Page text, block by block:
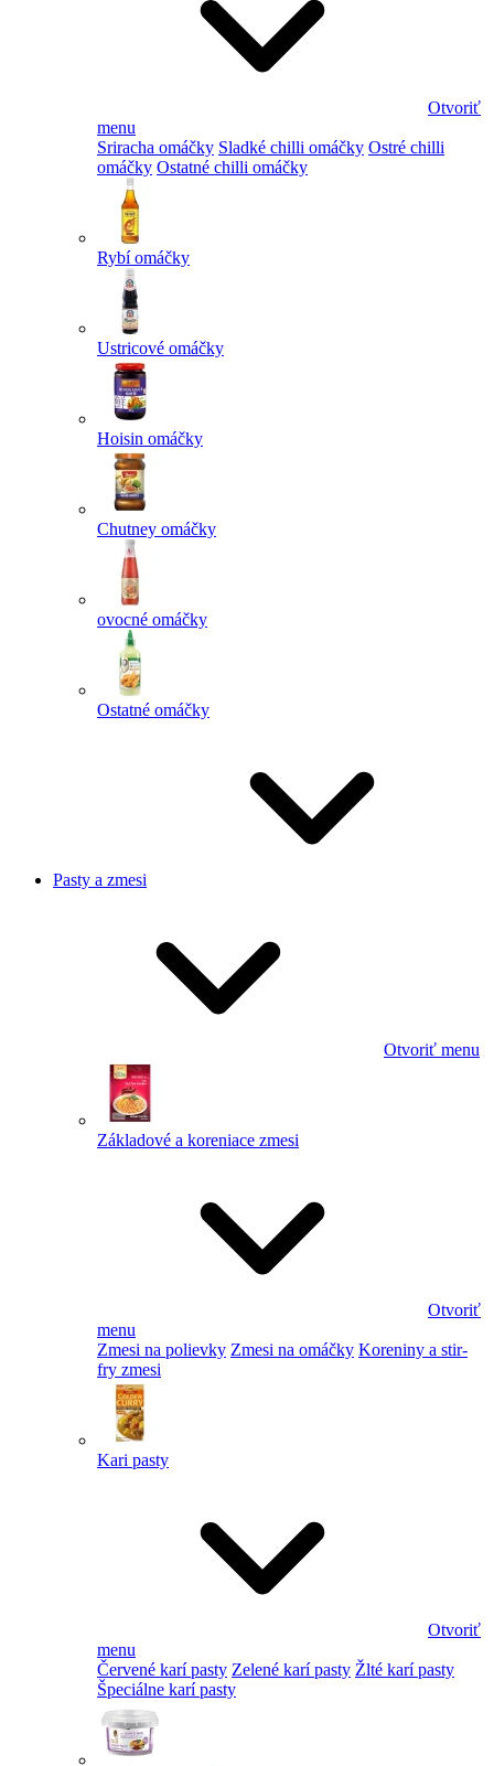
Otvoriť
menu
Sriracha omáčky Sladké chilli omáčky Ostré chilli
omáčky Ostatné chilli omáčky
Rybí omáčky
Ustricové omáčky
Hoisin omáčky
Chutney omáčky
ovocné omáčky
Ostatné omáčky
Pasty a zmesi
Otvoriť menu
Základové a koreniace zmesi
Otvoriť
menu
Zmesi na polievky Zmesi na omáčky Koreniny a stir-
fry zmesi
Kari pasty
Otvoriť
menu
Červené karí pasty Zelené karí pasty Žlté karí pasty
Špeciálne karí pasty